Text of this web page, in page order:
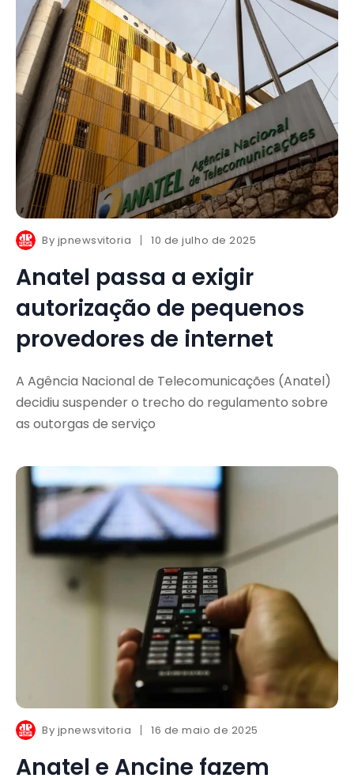
By jpnewsvitoria 10 de julho de 2025
Anatel passa a exigir
autorização de pequenos
provedores de internet
A Agência Nacional de Telecomunicações (Anatel)
decidiu suspender o trecho do regulamento sobre
as outorgas de serviço
By jpnewsvitoria 16 de maio de 2025
Anatel e Ancine fazem